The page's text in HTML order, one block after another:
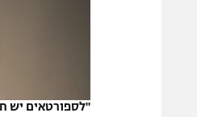
הצטרפות לחבילת
"לספורטאים יש